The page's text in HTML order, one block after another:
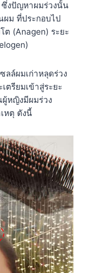
ซึ่งปัญหาผมร่วงนั้น
ผม ที่ประกอบไป
ต (Anagen) ระยะ
ลล์ผมเก่าหลุดร่วง
ตรียมเข้าสู่ระยะ
หญิงมีผมร่วง
หตุ ดังนี้